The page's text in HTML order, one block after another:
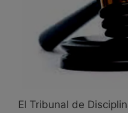
El Tribunal de